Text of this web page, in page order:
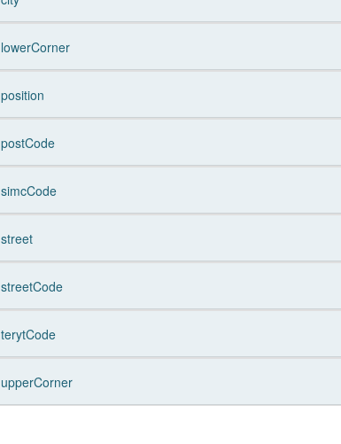
lowerCorner
position
postCode
simcCode
street
streetCode
terytCode
upperCorner